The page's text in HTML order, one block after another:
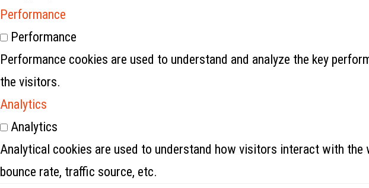
Performance
Performance
Performance cookies are used to understand and analyze the key
the visitors.
Analytics
Analytics
Analytical cookies are used to understand how visitors interact with
bounce rate, traffic source, etc.